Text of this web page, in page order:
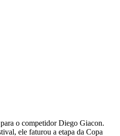
o competidor Diego Giacon.
ele faturou a etapa da Copa